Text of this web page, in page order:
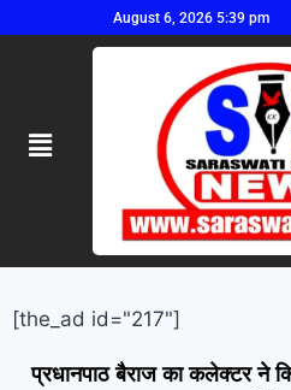
August 6, 2026 5:39 pm
[the_ad id="217"]
प्रधानपाठ बैराज का कलेक्टर ने